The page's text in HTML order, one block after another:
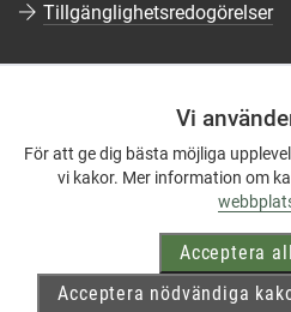
Vi
För att ge dig bästa möjliga
vi kakor. Mer information om
Acceptera
Acceptera nödvändiga
Tillgänglighetsredogörelser
Följ oss på Facebook
Följ oss på Instagram
Följ oss på LinkedIn
Mer om våra sociala medier